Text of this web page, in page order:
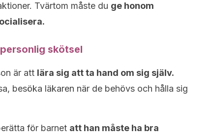
Tvärtom måste du ge honom
skötsel
är att lära sig att ta hand om sig själv.
besöka läkaren när de behövs och hålla sig
för barnet att han måste ha bra